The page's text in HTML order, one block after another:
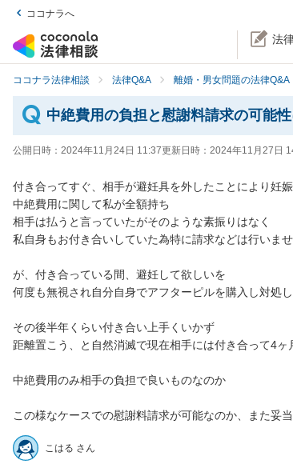
ココナラへ
法
ココナラ法律相談 法律Q&A 離婚・男女問題の法律Q&A
中絶費用の負担と慰謝料請求の可能
公開日時： 2024年11月24日 11:37更新日時： 2024年11月27日
付き合ってすぐ、相手が避妊具を外したことにより妊
中絶費用に関して私が全額持ち
相手は払うと言っていたがそのような素振りはなく
私自身もお付き合いしていた為特に請求などは行いませ
が、付き合っている間、避妊して欲しいを
何度も無視され自分自身でアフターピルを購入し対処
その後半年くらい付き合い上手くいかず
距離置こう、と自然消滅で現在相手には付き合って4ヶ
中絶費用のみ相手の負担で良いものなのか
この様なケースでの慰謝料請求が可能なのか、また妥
こはる さん